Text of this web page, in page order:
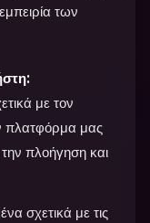
των
με τον
πλατφόρμα μας
πλοήγηση και
σχετικά με τις